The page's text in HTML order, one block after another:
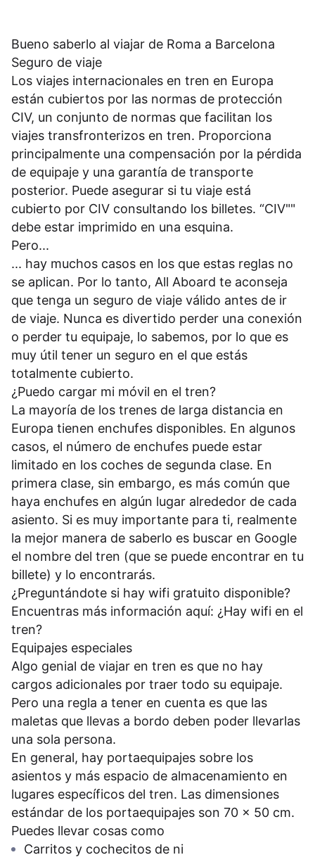
Bueno saberlo al viajar de Roma a Barcelona
Seguro de viaje
Los viajes internacionales en tren en Europa
están cubiertos por las normas de protección
CIV, un conjunto de normas que facilitan los
viajes transfronterizos en tren. Proporciona
principalmente una compensación por la pérdida
de equipaje y una garantía de transporte
posterior. Puede asegurar si tu viaje está
cubierto por CIV consultando los billetes. “CIV""
debe estar imprimido en una esquina.
Pero...
... hay muchos casos en los que estas reglas no
se aplican. Por lo tanto, All Aboard te aconseja
que tenga un seguro de viaje válido antes de ir
de viaje. Nunca es divertido perder una conexión
o perder tu equipaje, lo sabemos, por lo que es
muy útil tener un seguro en el que estás
totalmente cubierto.
¿Puedo cargar mi móvil en el tren?
La mayoría de los trenes de larga distancia en
Europa tienen enchufes disponibles. En algunos
casos, el número de enchufes puede estar
limitado en los coches de segunda clase. En
primera clase, sin embargo, es más común que
haya enchufes en algún lugar alrededor de cada
asiento. Si es muy importante para ti, realmente
la mejor manera de saberlo es buscar en Google
el nombre del tren (que se puede encontrar en tu
billete) y lo encontrarás.
¿Preguntándote si hay wifi gratuito disponible?
Encuentras más información aquí: ¿Hay wifi en el
tren?
Equipajes especiales
Algo genial de viajar en tren es que no hay
cargos adicionales por traer todo su equipaje.
Pero una regla a tener en cuenta es que las
maletas que llevas a bordo deben poder llevarlas
una sola persona.
En general, hay portaequipajes sobre los
asientos y más espacio de almacenamiento en
lugares específicos del tren. Las dimensiones
estándar de los portaequipajes son 70 x 50 cm.
Puedes llevar cosas como
Carritos y cochecitos de ni